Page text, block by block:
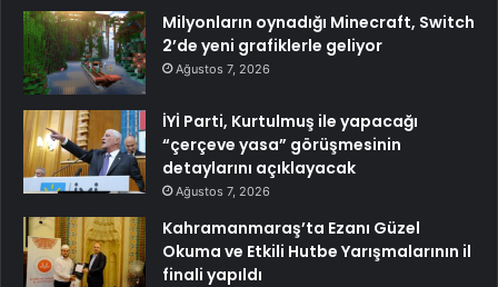
Milyonların oynadığı Minecraft, Switch
2’de yeni grafiklerle geliyor
Ağustos 7, 2026
İYİ Parti, Kurtulmuş ile yapacağı
“çerçeve yasa” görüşmesinin
detaylarını açıklayacak
Ağustos 7, 2026
Kahramanmaraş’ta Ezanı Güzel
Okuma ve Etkili Hutbe Yarışmalarının il
finali yapıldı